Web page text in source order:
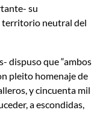
su
territorio neutral del
dispuso que “ambos
pleito homenaje de
y cincuenta mil
a escondidas,